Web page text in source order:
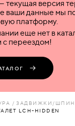
текущая версия
ваши данные мы
платформу.
еще нет в
переездом!
ЗАДВИЖКИ/
LCH-HIDDEN